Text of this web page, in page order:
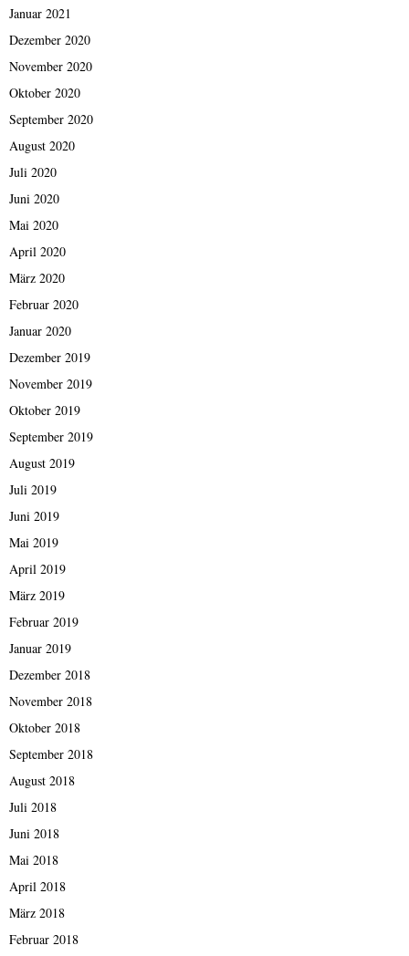
Januar 2021
Dezember 2020
November 2020
Oktober 2020
September 2020
August 2020
Juli 2020
Juni 2020
Mai 2020
April 2020
März 2020
Februar 2020
Januar 2020
Dezember 2019
November 2019
Oktober 2019
September 2019
August 2019
Juli 2019
Juni 2019
Mai 2019
April 2019
März 2019
Februar 2019
Januar 2019
Dezember 2018
November 2018
Oktober 2018
September 2018
August 2018
Juli 2018
Juni 2018
Mai 2018
April 2018
März 2018
Februar 2018